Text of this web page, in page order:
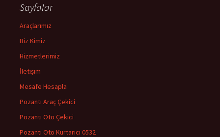
Sayfalar
Araçlarımız
Biz Kimiz
Hizmetlerimiz
İletişim
Mesafe Hesapla
Pozantı Araç Çekici
Pozantı Oto Çekici
Pozantı Oto Kurtarıcı 0532